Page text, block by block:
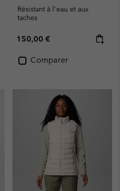
Résistant à l'eau et aux
taches
Regular price:
150,00 €
Comparer